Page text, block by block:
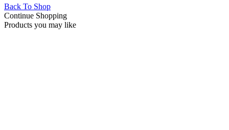
Back To Shop
Continue Shopping
Products you may like